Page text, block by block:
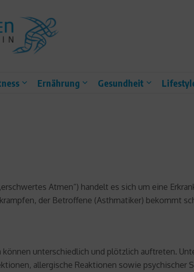
Ernährung Gesundheit
Atmen“) handelt es sich um eine
der Betroffene (Asthmatiker) bekommt
können unterschiedlich und plötzlich auftreten.
allergische Reaktionen sowie psychischer